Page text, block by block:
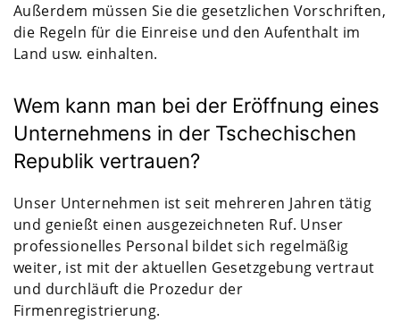
Außerdem müssen Sie die gesetzlichen Vorschriften,
die Regeln für die Einreise und den Aufenthalt im
Land usw. einhalten.
Wem kann man bei der Eröffnung eines
Unternehmens in der Tschechischen
Republik vertrauen?
Unser Unternehmen ist seit mehreren Jahren tätig
und genießt einen ausgezeichneten Ruf. Unser
professionelles Personal bildet sich regelmäßig
weiter, ist mit der aktuellen Gesetzgebung vertraut
und durchläuft die Prozedur der
Firmenregistrierung.